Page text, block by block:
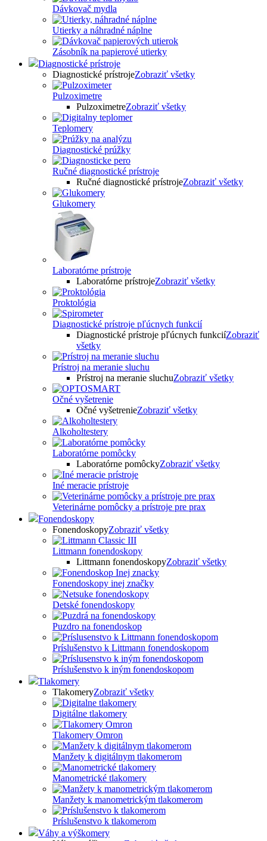
Dávkovač mydla
Utierky a náhradné náplne
Zásobník na papierové utierky
Diagnostické prístroje
Diagnostické prístrojeZobraziť všetky
Pulzoximetre
PulzoximetreZobraziť všetky
Teplomery
Diagnostické prúžky
Ručné diagnostické prístroje
Ručné diagnostické prístrojeZobraziť všetky
Glukomery
Laboratórne prístroje
Laboratórne prístrojeZobraziť všetky
Proktológia
Diagnostické prístroje pľúcnych funkcií
Diagnostické prístroje pľúcnych funkciíZobraziť
všetky
Prístroj na meranie sluchu
Prístroj na meranie sluchuZobraziť všetky
Očné vyšetrenie
Očné vyšetrenieZobraziť všetky
Alkoholtestery
Laboratórne pomôcky
Laboratórne pomôckyZobraziť všetky
Iné meracie prístroje
Veterinárne pomôcky a prístroje pre prax
Fonendoskopy
FonendoskopyZobraziť všetky
Littmann fonendoskopy
Littmann fonendoskopyZobraziť všetky
Fonendoskopy inej značky
Detské fonendoskopy
Puzdro na fonendoskop
Príslušenstvo k Littmann fonendoskopom
Príslušenstvo k iným fonendoskopom
Tlakomery
TlakomeryZobraziť všetky
Digitálne tlakomery
Tlakomery Omron
Manžety k digitálnym tlakomerom
Manometrické tlakomery
Manžety k manometrickým tlakomerom
Príslušenstvo k tlakomerom
Váhy a výškomery